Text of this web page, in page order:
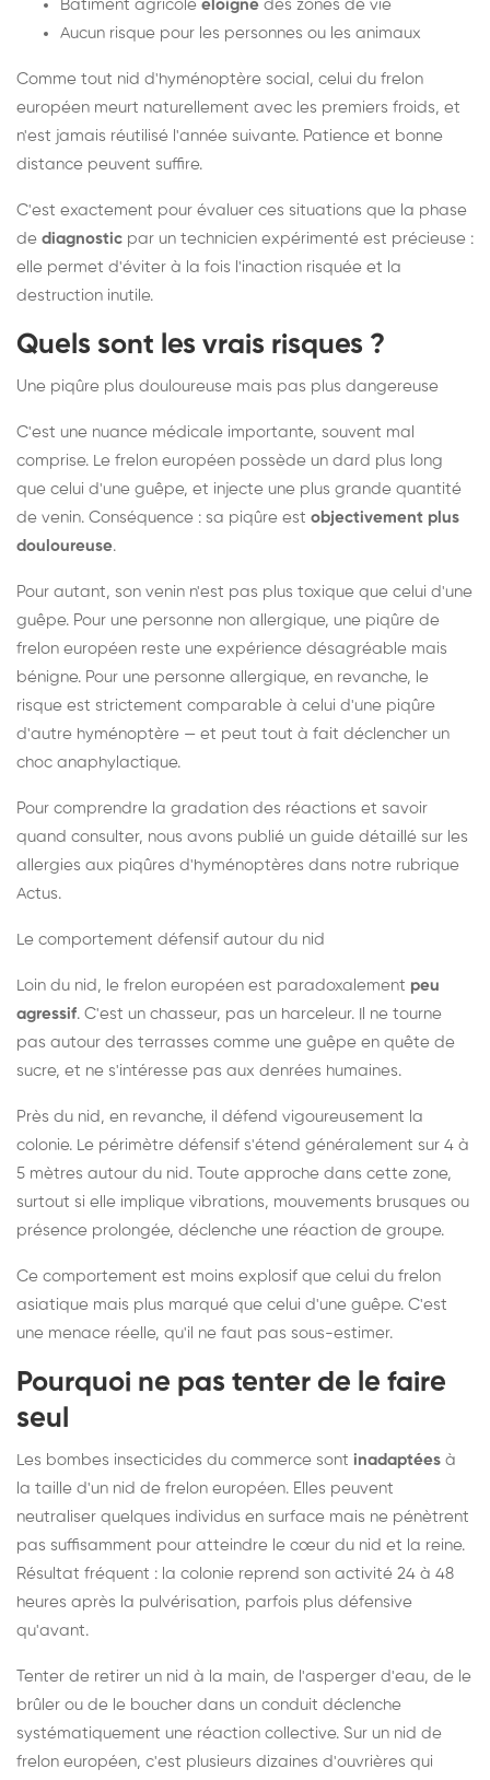
Bâtiment agricole éloigné des zones de vie
Aucun risque pour les personnes ou les animaux
Comme tout nid d'hyménoptère social, celui du frelon
européen meurt naturellement avec les premiers froids, et
n'est jamais réutilisé l'année suivante. Patience et bonne
distance peuvent suffire.
C'est exactement pour évaluer ces situations que la phase
de diagnostic par un technicien expérimenté est précieuse :
elle permet d'éviter à la fois l'inaction risquée et la
destruction inutile.
Quels sont les vrais risques ?
Une piqûre plus douloureuse mais pas plus dangereuse
C'est une nuance médicale importante, souvent mal
comprise. Le frelon européen possède un dard plus long
que celui d'une guêpe, et injecte une plus grande quantité
de venin. Conséquence : sa piqûre est objectivement plus
douloureuse.
Pour autant, son venin n'est pas plus toxique que celui d'une
guêpe. Pour une personne non allergique, une piqûre de
frelon européen reste une expérience désagréable mais
bénigne. Pour une personne allergique, en revanche, le
risque est strictement comparable à celui d'une piqûre
d'autre hyménoptère — et peut tout à fait déclencher un
choc anaphylactique.
Pour comprendre la gradation des réactions et savoir
quand consulter, nous avons publié un guide détaillé sur les
allergies aux piqûres d'hyménoptères dans notre rubrique
Actus.
Le comportement défensif autour du nid
Loin du nid, le frelon européen est paradoxalement peu
agressif. C'est un chasseur, pas un harceleur. Il ne tourne
pas autour des terrasses comme une guêpe en quête de
sucre, et ne s'intéresse pas aux denrées humaines.
Près du nid, en revanche, il défend vigoureusement la
colonie. Le périmètre défensif s'étend généralement sur 4 à
5 mètres autour du nid. Toute approche dans cette zone,
surtout si elle implique vibrations, mouvements brusques ou
présence prolongée, déclenche une réaction de groupe.
Ce comportement est moins explosif que celui du frelon
asiatique mais plus marqué que celui d'une guêpe. C'est
une menace réelle, qu'il ne faut pas sous-estimer.
Pourquoi ne pas tenter de le faire
seul
Les bombes insecticides du commerce sont inadaptées à
la taille d'un nid de frelon européen. Elles peuvent
neutraliser quelques individus en surface mais ne pénètrent
pas suffisamment pour atteindre le cœur du nid et la reine.
Résultat fréquent : la colonie reprend son activité 24 à 48
heures après la pulvérisation, parfois plus défensive
qu'avant.
Tenter de retirer un nid à la main, de l'asperger d'eau, de le
brûler ou de le boucher dans un conduit déclenche
systématiquement une réaction collective. Sur un nid de
frelon européen, c'est plusieurs dizaines d'ouvrières qui